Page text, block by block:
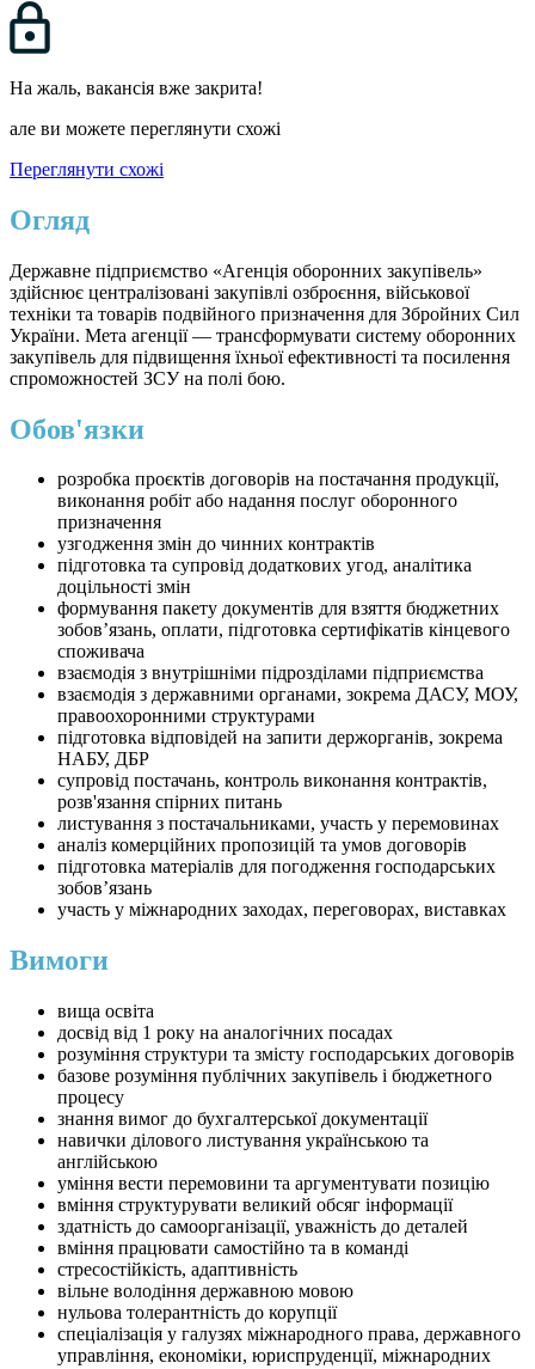
На жаль, вакансія вже закрита!
але ви можете переглянути схожі
Переглянути схожі
Огляд
Державне підприємство «Агенція оборонних закупівель»
здійснює централізовані закупівлі озброєння, військової
техніки та товарів подвійного призначення для Збройних Сил
України. Мета агенції — трансформувати систему оборонних
закупівель для підвищення їхньої ефективності та посилення
спроможностей ЗСУ на полі бою.
Обов'язки
розробка проєктів договорів на постачання продукції,
виконання робіт або надання послуг оборонного
призначення
узгодження змін до чинних контрактів
підготовка та супровід додаткових угод, аналітика
доцільності змін
формування пакету документів для взяття бюджетних
зобов’язань, оплати, підготовка сертифікатів кінцевого
споживача
взаємодія з внутрішніми підрозділами підприємства
взаємодія з державними органами, зокрема ДАСУ, МОУ,
правоохоронними структурами
підготовка відповідей на запити держорганів, зокрема
НАБУ, ДБР
супровід постачань, контроль виконання контрактів,
розв'язання спірних питань
листування з постачальниками, участь у перемовинах
аналіз комерційних пропозицій та умов договорів
підготовка матеріалів для погодження господарських
зобов’язань
участь у міжнародних заходах, переговорах, виставках
Вимоги
вища освіта
досвід від 1 року на аналогічних посадах
розуміння структури та змісту господарських договорів
базове розуміння публічних закупівель і бюджетного
процесу
знання вимог до бухгалтерської документації
навички ділового листування українською та
англійською
уміння вести перемовини та аргументувати позицію
вміння структурувати великий обсяг інформації
здатність до самоорганізації, уважність до деталей
вміння працювати самостійно та в команді
стресостійкість, адаптивність
вільне володіння державною мовою
нульова толерантність до корупції
спеціалізація у галузях міжнародного права, державного
управління, економіки, юриспруденції, міжнародних